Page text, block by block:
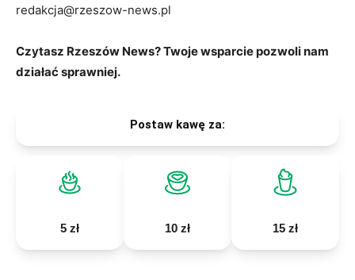
redakcja@rzeszow-news.pl
Czytasz Rzeszów News? Twoje wsparcie pozwoli nam
działać sprawniej.
Postaw kawę za:
5 zł 10 zł 15 zł